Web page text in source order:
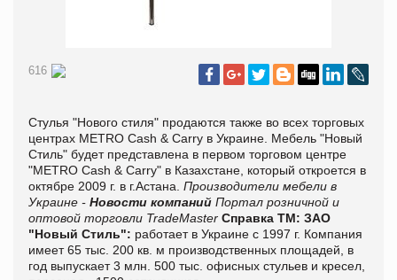
616
Стулья "Нового стиля" продаются также во всех торговых
центрах METRO Cash & Carry в Украине. Мебель "Новый
Стиль" будет представлена в первом торговом центре
"METRO Cash & Carry" в Казахстане, который откроется в
октябре 2009 г. в г.Астана. Производители мебели в
Украине - Новости компаний Портал розничной и
оптовой торговли TradeMaster Справка ТМ: ЗАО
"Новый Стиль": работает в Украине с 1997 г. Компания
имеет 65 тыс. 200 кв. м производственных площадей, в
год выпускает 3 млн. 500 тыс. офисных стульев и кресел,